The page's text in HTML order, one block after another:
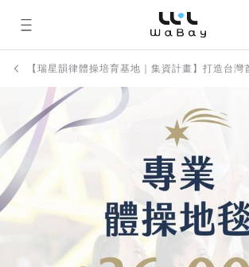
WaBay 挖貝 | 台
集資 / 群眾募資平